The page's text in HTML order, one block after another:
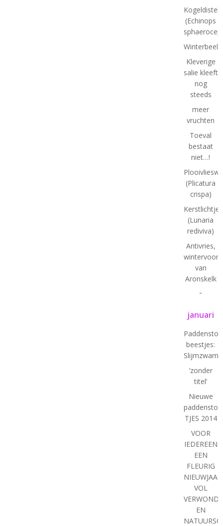
Kogeldistel
(Echinops
Kleverige
salie kleeft
nog
steeds
meer
vruchten
Toeval
bestaat
niet…!
(Plicatura
crispa)
Kerstlichtjes
(Lunaria
rediviva)
Antivries,
van
Aronskelk
-
januari
beestjes:
‘zonder
titel’
Nieuwe
TJES 2014
VOOR
IEDEREEN
EEN
FLEURIG
VOL
EN